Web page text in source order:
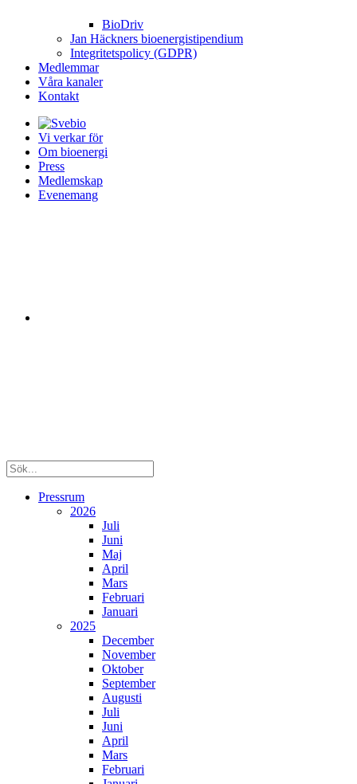
BioDriv
Jan Häckners bioenergistipendium
Integritetspolicy (GDPR)
Medlemmar
Våra kanaler
Kontakt
Vi verkar för
Om bioenergi
Press
Medlemskap
Evenemang
Pressrum
2026
Juli
Juni
Maj
April
Mars
Februari
Januari
2025
December
November
Oktober
September
Augusti
Juli
Juni
April
Mars
Februari